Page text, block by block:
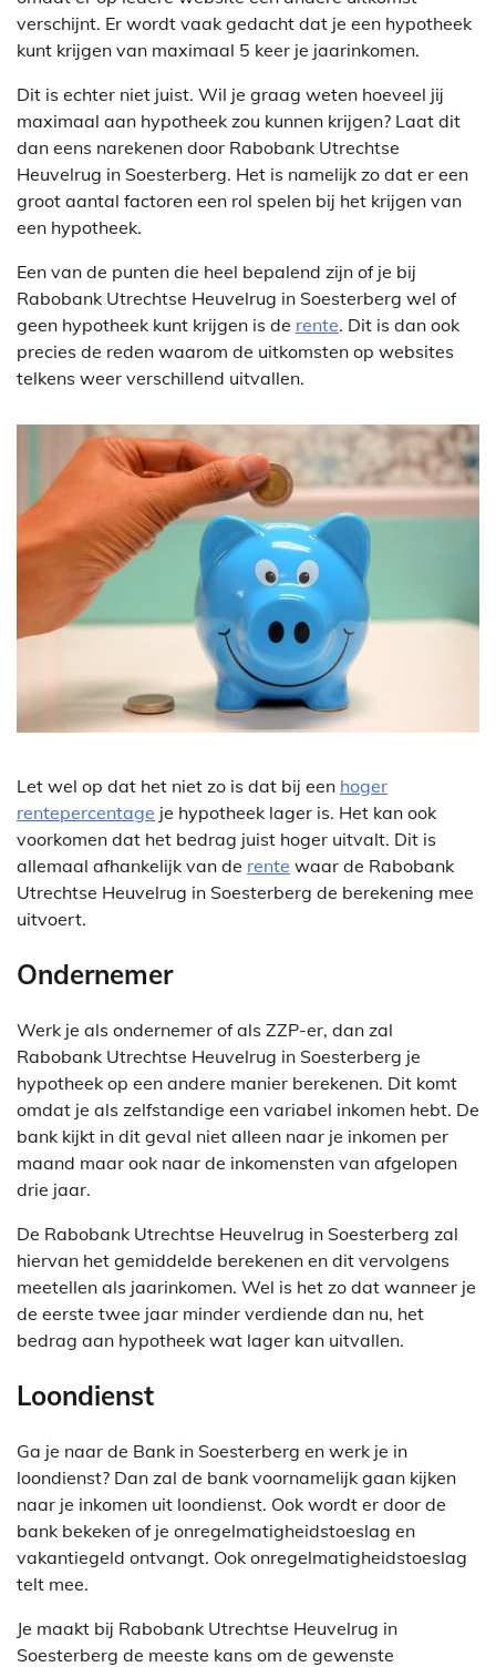
verschijnt. Er wordt vaak gedacht dat je een hypotheek
kunt krijgen van maximaal 5 keer je jaarinkomen.
Dit is echter niet juist. Wil je graag weten hoeveel jij
maximaal aan hypotheek zou kunnen krijgen? Laat dit
dan eens narekenen door Rabobank Utrechtse
Heuvelrug in Soesterberg. Het is namelijk zo dat er een
groot aantal factoren een rol spelen bij het krijgen van
een hypotheek.
Een van de punten die heel bepalend zijn of je bij
Rabobank Utrechtse Heuvelrug in Soesterberg wel of
geen hypotheek kunt krijgen is de rente. Dit is dan ook
precies de reden waarom de uitkomsten op websites
telkens weer verschillend uitvallen.
Let wel op dat het niet zo is dat bij een hoger
rentepercentage je hypotheek lager is. Het kan ook
voorkomen dat het bedrag juist hoger uitvalt. Dit is
allemaal afhankelijk van de rente waar de Rabobank
Utrechtse Heuvelrug in Soesterberg de berekening mee
uitvoert.
Ondernemer
Werk je als ondernemer of als ZZP-er, dan zal
Rabobank Utrechtse Heuvelrug in Soesterberg je
hypotheek op een andere manier berekenen. Dit komt
omdat je als zelfstandige een variabel inkomen hebt. De
bank kijkt in dit geval niet alleen naar je inkomen per
maand maar ook naar de inkomensten van afgelopen
drie jaar.
De Rabobank Utrechtse Heuvelrug in Soesterberg zal
hiervan het gemiddelde berekenen en dit vervolgens
meetellen als jaarinkomen. Wel is het zo dat wanneer je
de eerste twee jaar minder verdiende dan nu, het
bedrag aan hypotheek wat lager kan uitvallen.
Loondienst
Ga je naar de Bank in Soesterberg en werk je in
loondienst? Dan zal de bank voornamelijk gaan kijken
naar je inkomen uit loondienst. Ook wordt er door de
bank bekeken of je onregelmatigheidstoeslag en
vakantiegeld ontvangt. Ook onregelmatigheidstoeslag
telt mee.
Je maakt bij Rabobank Utrechtse Heuvelrug in
Soesterberg de meeste kans om de gewenste